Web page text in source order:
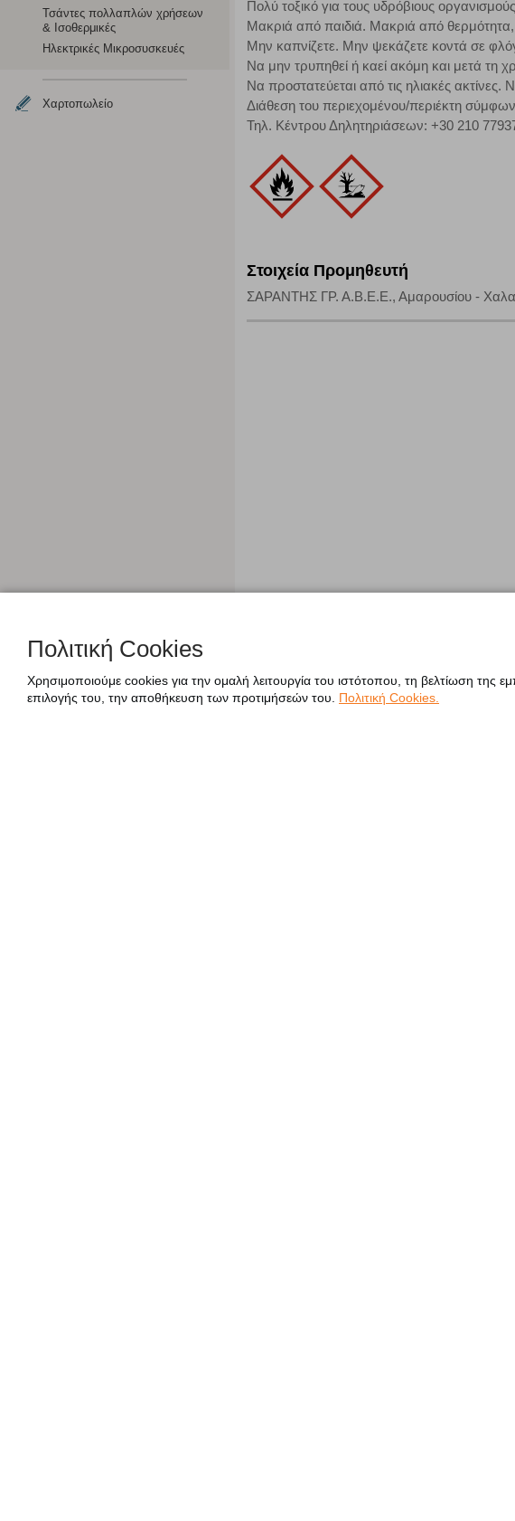
Τσάντες πολλαπλών χρήσεων
& Ισοθερμικές
Ηλεκτρικές Μικροσυσκευές
Χαρτοπωλείο
Πολύ τοξικό για τους υδρόβιους
Μακριά από παιδιά. Μακριά από
Μην καπνίζετε. Μην ψεκάζετε κοντά σε
Να μην τρυπηθεί ή καεί ακόμη και μετά τη
Να προστατεύεται από τις ηλιακές
Διάθεση του περιεχομένου/περιέκτη
Τηλ. Κέντρου Δηλητηριάσεων: +30 210
Στοιχεία Προμηθευτή
ΣΑΡΑΝΤΗΣ ΓΡ. Α.Β.Ε.Ε., Αμαρουσίου -
Πολιτική Cookies
Χρησιμοποιούμε cookies για την ομαλή λειτουργία του ιστότοπου, τη βελτίωση της
επιλογής του, την αποθήκευση των προτιμήσεών του.
Πολιτική Cookies.
αποκλείει ή να σας ειδοποιεί σχετικά με αυτά τα cookies, με το ενδεχόμενο